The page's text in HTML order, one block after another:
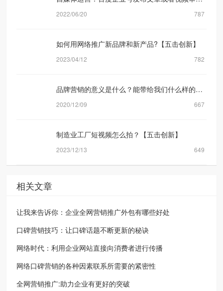
2022/06/20 787
如何用网络推广新品牌和新产品?【五击创新】
2023/04/12 782
品牌营销的意义是什么？能带给我们什么样的转化？
2020/12/09 667
制造业工厂短视频怎么拍？【五击创新】
2023/12/13 649
相关文章
让我来告诉你：企业全网营销推广外包有哪些好处
口碑营销技巧：让口碑话题不断更新的秘诀
网络时代：利用企业网站直接向消费者进行传播
网络口碑营销的各种因素联系所需要的紧密性
全网营销推广:助力企业有更好的突破